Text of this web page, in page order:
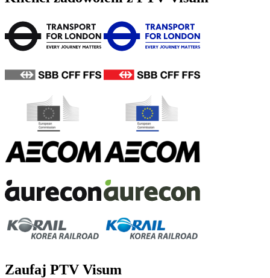
Zaufaj PTV Visum